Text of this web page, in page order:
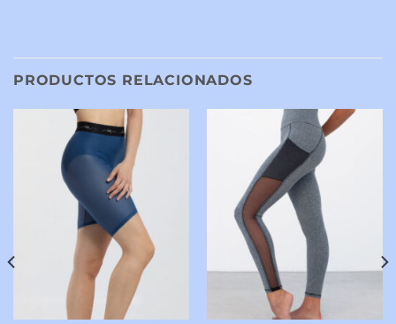
PRODUCTOS RELACIONADOS